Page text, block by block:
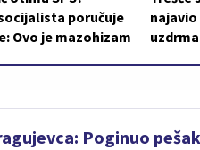
poručuje
Ovo je mazohizam
Poginuo pešak